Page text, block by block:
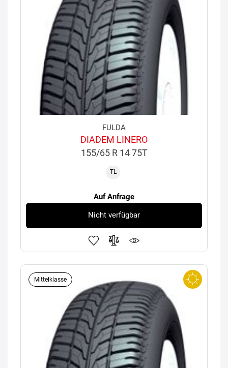
FULDA
DIADEM LINERO
155/65 R 14 75T
TL
Auf Anfrage
Nicht verfügbar
Mittelklasse